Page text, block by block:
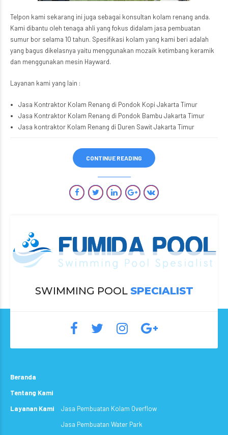
Telpon kami sekarang ini juga sebagai konsultan kolam renang anda.
Kami dibantu oleh tenaga ahli yang fokus didalam jasa pembuatan
sumur bor selama 10 tahun. Spesifikasi kolam yang kami beri adalah
yang bagus dikelasnya yaitu menggunakan mozaik ketimbang keramik
dan menggunakan mesin Hayward.
Layanan kami yang lain :
Jasa Kontraktor Kolam Renang di Pondok Kopi Jakarta Timur
Jasa Kontraktor Kolam Renang di Pondok Bambu Jakarta Timur
Jasa kontraktor Kolam Renang di Duren Sawit Jakarta Timur
CONTINUE READING
SWIMMING POOL SPECIALIST
Beranda
Tentang Kami
Layanan Kami
Jasa Pembuatan Kolam Overflow
Jasa Pembuatan Water Park